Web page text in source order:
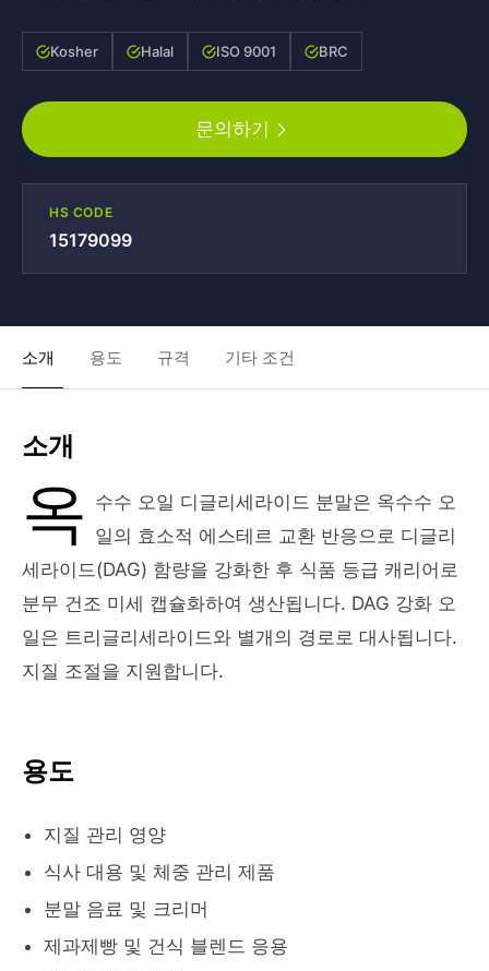
Kosher Halal ISO 9001 BRC
문의하기
HS CODE
15179099
소개 용도 규격 기타 조건
소개
옥 수수 오일 디글리세라이드 분말은 옥수수 오
일의 효소적 에스테르 교환 반응으로 디글리
세라이드(DAG) 함량을 강화한 후 식품 등급 캐리어로
분무 건조 미세 캡슐화하여 생산됩니다. DAG 강화 오
일은 트리글리세라이드와 별개의 경로로 대사됩니다.
지질 조절을 지원합니다.
용도
지질 관리 영양
식사 대용 및 체중 관리 제품
분말 음료 및 크리머
제과제빵 및 건식 블렌드 응용